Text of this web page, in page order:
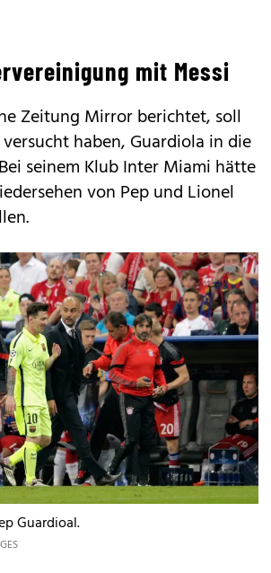
mit Messi
Zeitung Mirror berichtet, soll
haben, Guardiola in die
seinem Klub Inter Miami hätte
von Pep und Lionel
Guardioal.